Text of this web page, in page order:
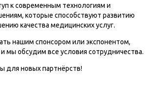
к современным технологиям и
которые способствуют развитию
качества медицинских услуг.
нашим спонсором или экспонентом,
мы обсудим все условия сотрудничества.
для новых партнёрств!